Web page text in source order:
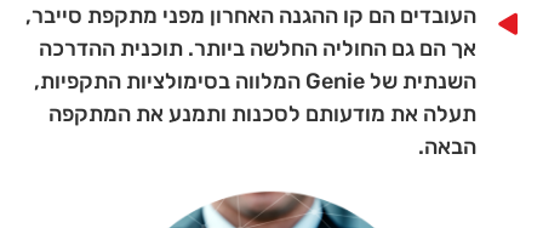
העובדים הם קו ההגנה האחרון מפני מתקפת סייבר,
אך הם גם החוליה החלשה ביותר. תוכנית ההדרכה
השנתית של Genie המלווה בסימולציות התקפיות,
תעלה את מודעותם לסכנות ותמנע את המתקפה
הבאה.